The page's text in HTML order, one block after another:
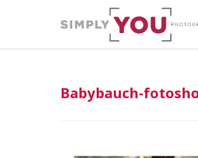
Babybauch-